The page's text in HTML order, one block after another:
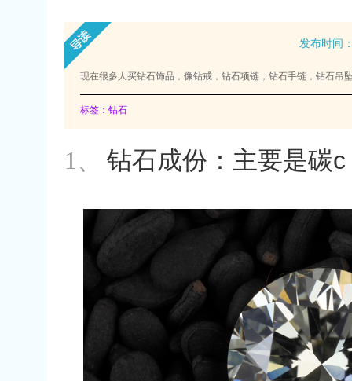
发布时间
现在很多人买钻石饰品，像钻戒，钻石项链，钻石手链，钻石
标签：钻石
1、 钻石成份：主要是碳c